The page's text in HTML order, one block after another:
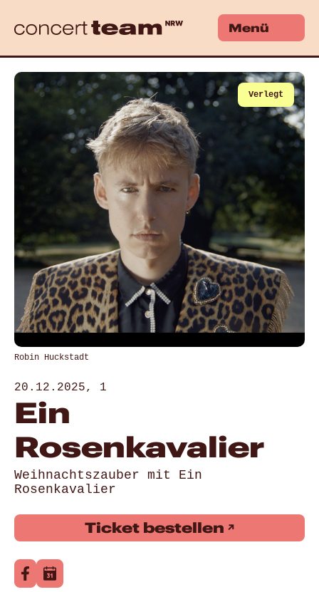
Menü
Verlegt
Robin Huckstadt
20.12.2025, 1
Ein
Rosenkavalier
Weihnachtszauber mit Ein
Rosenkavalier
Ticket bestellen